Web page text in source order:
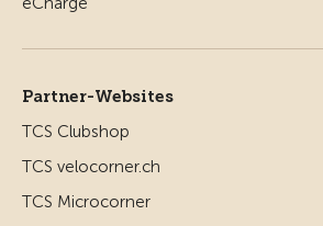
Partner-Websites
TCS Clubshop
TCS velocorner.ch
TCS Microcorner